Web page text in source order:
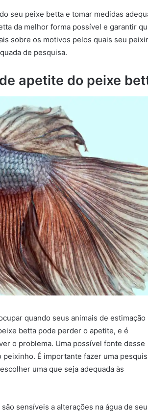
seu peixe betta e tomar medidas
da melhor forma possível e garantir
sobre os motivos pelos quais seu
de pesquisa.
apetite do peixe
quando seus animais de estimação
betta pode perder o apetite, e é
o problema. Uma possível fonte desse
É importante fazer uma
uma que seja adequada às
sensíveis a alterações na água de seu